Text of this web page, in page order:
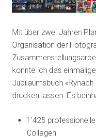
Mit über zwei Jahren
Organisation der
konnte ich das
Jubiläumsbuch
drucken lassen. Es
1'425
Collagen